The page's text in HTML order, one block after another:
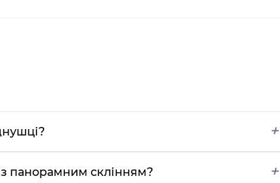
з панорамним склінням?